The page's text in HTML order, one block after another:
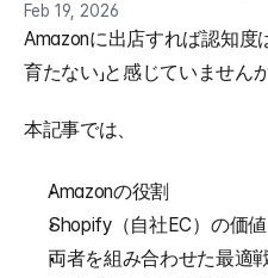
Feb 19, 2026
Amazonに出店すれば認知度
育たない」と感じていません
本記事では、
Amazonの役割
Shopify（自社EC）の価値
両者を組み合わせた最適